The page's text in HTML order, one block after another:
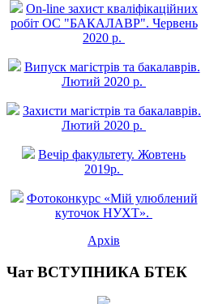
On-line захист квалiфiкацiйних
робiт ОС "БАКАЛАВР". Червень
2020 р.
Випуск магістрів та бакалаврів.
Лютий 2020 р.
Захисти магістрів та бакалаврів.
Лютий 2020 р.
Вечір факультету. Жовтень
2019р.
Фотоконкурс «Мій улюблений
куточок НУХТ».
Архів
Чат ВСТУПНИКА БТЕК